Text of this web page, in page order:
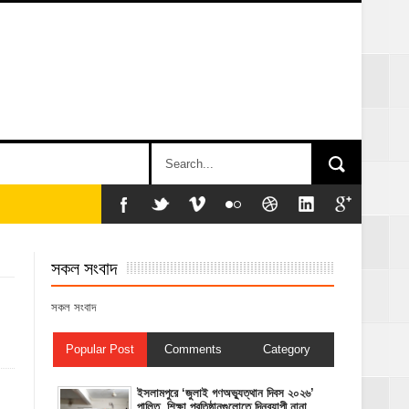
সকল সংবাদ
সকল সংবাদ
Popular Post Comments Category
‎ইসলামপুরে ‘জুলাই গণঅভ্যুত্থান দিবস ২০২৬’